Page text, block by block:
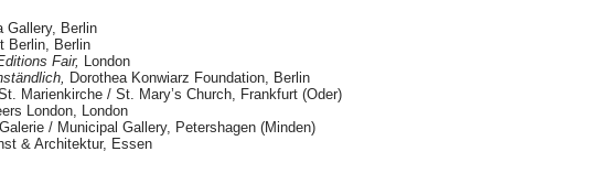
Gallery, Berlin
Berlin, Berlin
Fair, London
Dorothea Konwiarz Foundation, Berlin
Marienkirche / St. Mary’s Church, Frankfurt (Oder)
London, London
/ Municipal Gallery, Petershagen (Minden)
& Architektur, Essen